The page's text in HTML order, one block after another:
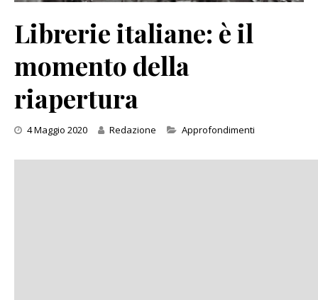
Librerie italiane: è il
momento della
riapertura
4 Maggio 2020 Redazione Categories
Approfondimenti